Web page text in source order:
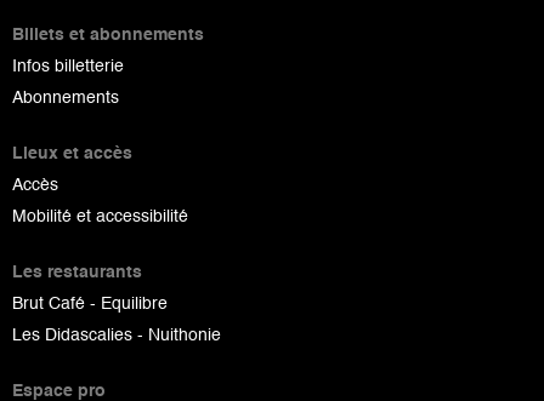
Billets et abonnements
Infos billetterie
Abonnements
Lieux et accès
Accès
Mobilité et accessibilité
Les restaurants
Brut Café - Equilibre
Les Didascalies - Nuithonie
Espace pro